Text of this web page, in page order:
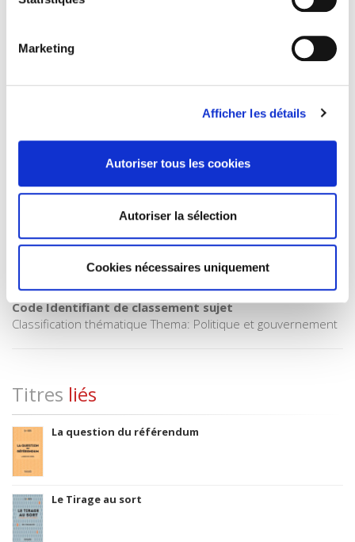
Marketing
Afficher les détails
Autoriser tous les cookies
Autoriser la sélection
Cookies nécessaires uniquement
Catégorie (éditeur)
BISAC Subject Heading
POL000000 POLITICAL SCIENCE
Code publique Onix
01 Grand public
CLIL (Version 2013-2019 )
3283 SCIENCES POLITIQUES
Date de première publication du titre
Code Identifiant de classement sujet
Classification thématique Thema: Politique et gouvernement
Titres liés
La question du référendum
Le Tirage au sort